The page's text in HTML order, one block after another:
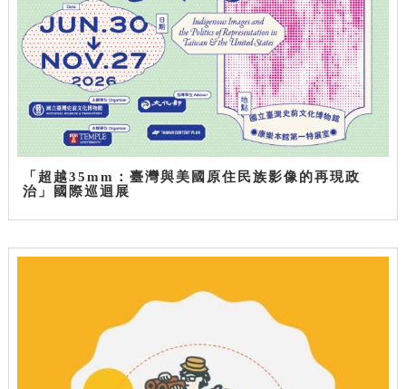
「超越35mm：臺灣與美國原住民族影像的再現政
治」國際巡迴展